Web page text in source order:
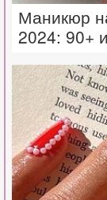
Маникюр
2024: 90+